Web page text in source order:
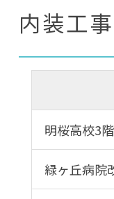
内装工
明桜高校3
緑ヶ丘病院